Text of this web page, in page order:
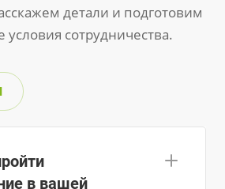
детали и подготовим
сотрудничества.
в вашей